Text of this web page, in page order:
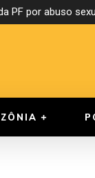
PF por abuso